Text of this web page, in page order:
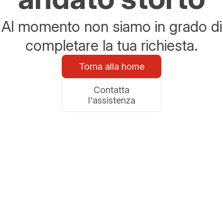
Al momento non siamo in grado di
completare la tua richiesta.
Torna alla home
Contatta
l'assistenza